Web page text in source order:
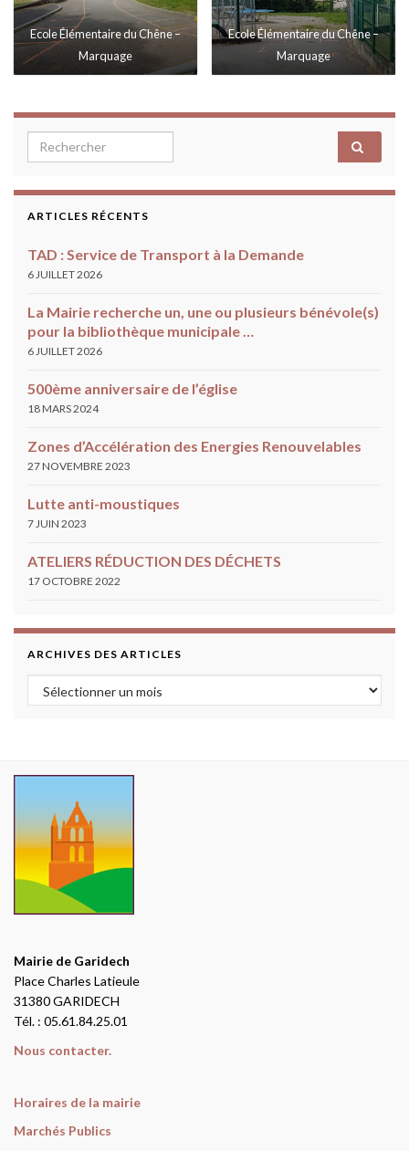
Ecole Élémentaire du Chêne –
Marquage
Ecole Élémentaire du Chêne –
Marquage
Search for:
ARTICLES RÉCENTS
TAD : Service de Transport à la Demande
6 JUILLET 2026
La Mairie recherche un, une ou plusieurs bénévole(s)
pour la bibliothèque municipale …
6 JUILLET 2026
500ème anniversaire de l’église
18 MARS 2024
Zones d’Accélération des Energies Renouvelables
27 NOVEMBRE 2023
Lutte anti-moustiques
7 JUIN 2023
ATELIERS RÉDUCTION DES DÉCHETS
17 OCTOBRE 2022
ARCHIVES DES ARTICLES
Archives des articles
Mairie de Garidech
Place Charles Latieule
31380 GARIDECH
Tél. : 05.61.84.25.01
Nous contacter.
Horaires de la mairie
Marchés Publics